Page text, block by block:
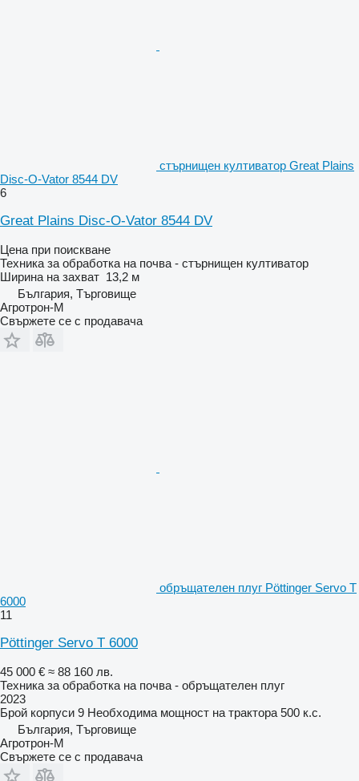
стърнищен култиватор Great Plains
Disc-O-Vator 8544 DV
6
Great Plains Disc-O-Vator 8544 DV
Цена при поискване
Техника за обработка на почва - стърнищен култиватор
Ширина на захват 13,2 м
България, Търговище
Агротрон-М
Свържете се с продавача
обръщателен плуг Pöttinger Servo T
6000
11
Pöttinger Servo T 6000
45 000 € ≈ 88 160 лв.
Техника за обработка на почва - обръщателен плуг
2023
Брой корпуси 9 Необходима мощност на трактора 500 к.с.
България, Търговище
Агротрон-М
Свържете се с продавача